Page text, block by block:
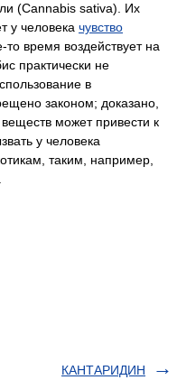
(Cannabis sativa). Их
у человека чувство
время воздействует на
практически не
в
законом; доказано,
может привести к
у человека
таким, например,
КАНТАРИДИН